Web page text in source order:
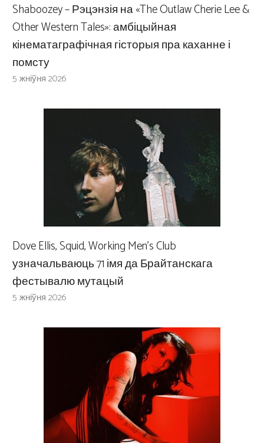
Shaboozey – Рэцэнзія на «The Outlaw Cherie Lee &
Other Western Tales»: амбіцыйная
кінематаграфічная гісторыя пра каханне і
помсту
5 жніўня 2026
Dove Ellis, Squid, Working Men’s Club
узначальваюць 71 імя да Брайтанскага
фестывалю мутацый
5 жніўня 2026